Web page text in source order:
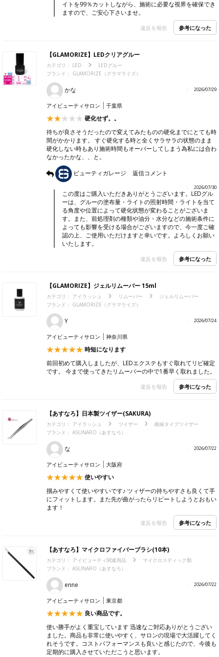
イトを99％カットしながら、施術に必要な視界を確保でき
ますので、ご安心下さいませ。
違反を報告 参考になった
【GLAMORIZE】LEDクリアグルー
カテゴリ： LED
LEDグルー
ブランド： GLAMORIZE（グラマライズ）
かな 2026/07/29
アイビューティサロン 千葉県
硬化せず。。
待ちが良さそうだったので変えてみたものの硬化までにとても時
間がかかります。 すぐ硬化する時と全くサラサラの状態のまま
硬化しない時もあり施術時間もオーバーしてしまう為私には合わ
なかったかな、、と。
ビューティガレージ
返信コメント
2026/07/30
この度はご購入いただきありがとうございます。LEDグル
ーは、グルーの塗布量・ライトの照射時間・ライトを当て
る角度や位置によって硬化状態が変わることがございま
す。また、前処理剤の種類や油分・水分などの施術条件に
よっても影響を受ける場合がございますので、今一度ご確
認の上、ご使用いただけますと幸いです。よろしくお願い
いたします。
違反を報告 参考になった
【GLAMORIZE】ジェルリムーバー 15ml
カテゴリ： アイラッシュ リムーバー
ジェルリムーバー
ブランド： GLAMORIZE（グラマライズ）
Y 2026/07/24
アイビューティサロン 神奈川県
時短になります
前回初めて購入しましたが、LEDエクステもすぐ取れてリピ確定
です。 今まで使ってきたリムーバーの中で1番早く取れました。
違反を報告 参考になった
【あすなろ】日本製ツイザー(SAKURA)
カテゴリ： アイラッシュ ツイザー
曲線タイプツイザー
ブランド： ASUNARO（あすなろ）
な 2026/07/22
アイビューティサロン 大阪府
使いやすい
掴みやすくて使いやすいです♪ ツィザーの持ちやすさも良くて手
にフィットします。また先が曲がったらリピートしようとおもい
ます！
違反を報告 参考になった
【あすなろ】マイクロファイバーブラシ(10本)
カテゴリ： アイビューティ関連用品
マイクロスティック類
ブランド： ASUNARO（あすなろ）
enne 2026/07/22
アイビューティサロン 東京都
良い商品です。
使い勝手がよく重宝しています 迅速なご対応ありがとうござい
ました。商品も非常に使いやすく、サロンの現場で大活躍してく
れそうです。コストパフォーマンスも良いと感じたので、今後も
定期的に購入させていただこうと思います。